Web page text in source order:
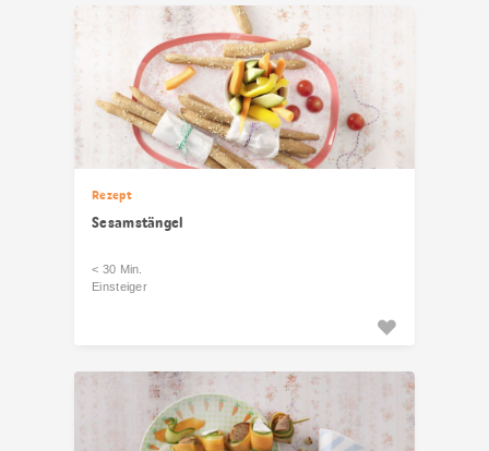
Rezept
Sesamstängel
< 30 Min.
Einsteiger